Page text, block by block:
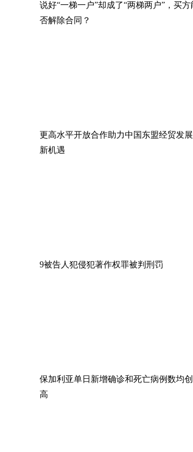
说好“一梯一户”却成了“两梯两户”，买方
否解除合同？
更高水平开放合作助力中国东盟经贸发
新机遇
9被告人犯侵犯著作权罪被判刑罚
保加利亚单日新增确诊和死亡病例数均
高